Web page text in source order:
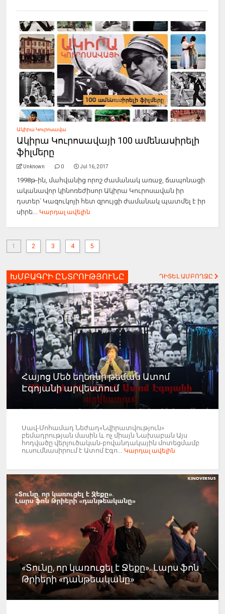
Ակիրա Կուրոսավա
Ակիրա Կուրոսավայի 100 ամենասիրելի
ֆիլմերը
Unknown 0 Jul 16, 2017
1998թ-ին, մահվանից որոշ ժամանակ առաջ, ճապոնացի
ականավոր կինոռեժիսոր Ակիրա Կուրոսավան իր
դստեր՝ Կազուկոյի հետ զրույցի ժամանակ պատմել է իր
սիրե... Կարդալ ավելին
1 2 3 4 5
ԽՄԲԱԳՐԻ ԸՆՏՐՈՒԹՅՈՒՆԸ ԴԻՏԵԼ ԱՄԲՈՂՋԸ
Հայոց Մեծ եղեռնի թեման Ատոմ
Էգոյանի արվեստում
Սավ-Մոհամադ Նեժադ«Նվիրատվություն»
բեմադրության մասին և ոչ միայն Նախաբան Այս
հոդվածը վերլուծական-բովանդակային մոտեցմամբ
ուսումնասիրում է Ատոմ Էգո... Կարդալ ավելին
«Տունը, որ կառուցել է Ջեքը». Լարս ֆոն
Թրիերի «դանթեականը»